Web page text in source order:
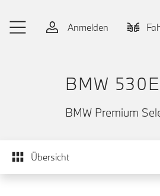
Anmelden
BMW
BMW Premium
Übersicht